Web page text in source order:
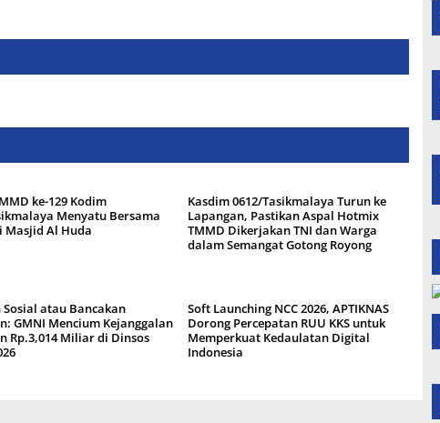
ke-129 Kodim
Menyatu Bersama
Masjid Al Huda
Kasdim 0612/Tasikmalaya Turun ke
Lapangan, Pastikan Aspal Hotmix
TMMD Dikerjakan TNI dan Warga
dalam Semangat Gotong Royong
atau Bancakan
GMNI Mencium Kejanggalan
Rp.3,014 Miliar di Dinsos
Soft Launching NCC 2026, APTIKNAS
Dorong Percepatan RUU KKS untuk
Memperkuat Kedaulatan Digital
Indonesia